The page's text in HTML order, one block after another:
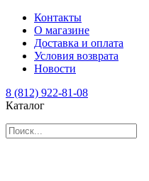
Контакты
О магазине
Доставка и оплата
Условия возврата
Новости
8 (812) 922-81-08
Каталог